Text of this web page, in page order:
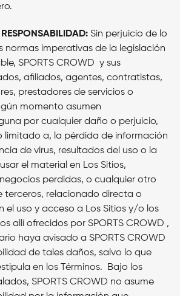
Sin perjuicio de lo
normas imperativas de la legislación
SPORTS CROWD y sus
afiliados, agentes, contratistas,
prestadores de servicios o
momento asumen
por cualquier daño o perjuicio,
limitado a, la pérdida de información
de virus, resultados del uso o la
el material en Los Sitios,
perdidas, o cualquier otro
terceros, relacionado directa o
el uso y acceso a Los Sitios y/o los
allí ofrecidos por SPORTS CROWD ,
haya avisado a SPORTS CROWD
de tales daños, salvo lo que
en los Términos. Bajo los
SPORTS CROWD no asume